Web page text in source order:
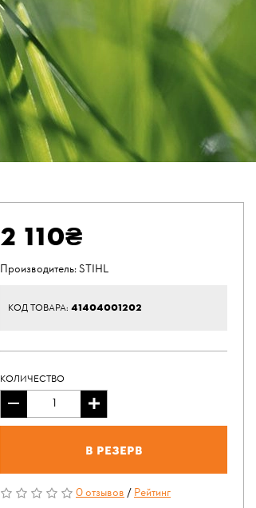
2 110₴
Производитель:STIHL
КОД ТОВАРА: 41404001202
КОЛИЧЕСТВО
В резерв
0 отзывов/Рейтинг